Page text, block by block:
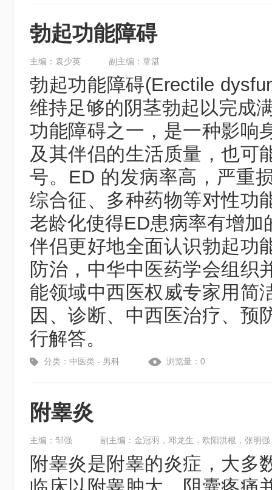
勃起功能障碍
主编：袁少英 副主编：覃湛
勃起功能障碍(Erectile
维持足够的阴茎勃起以完成
功能障碍之一，是一种影响
及其伴侣的生活质量，也可
号。ED 的发病率高，严重
综合征、多种药物等对性功
老龄化使得ED患病率有增
伴侣更好地全面认识勃起功
防治，中华中医药学会组织
能领域中西医权威专家用简
因、诊断、中西医治疗、预
行解答。
分类：中医类 - 男科 浏览量：0
附睾炎
主编：邹强 副主编：金冠羽，邓龙生，欧阳洪根，张明强
附睾炎是附睾的炎症，大多